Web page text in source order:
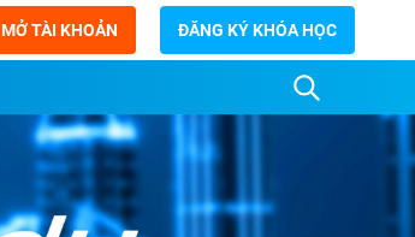
MỞ TÀI KHOẢN ĐĂNG KÝ KHÓA HỌC